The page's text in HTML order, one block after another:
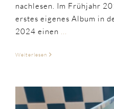
nachlesen. Im Frühjahr
erstes eigenes Album in
2024 einen ...
Weiterlesen